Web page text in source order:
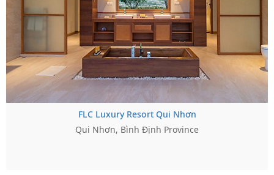
FLC Luxury Resort Qui Nhơn
Qui Nhơn, Bình Định Province